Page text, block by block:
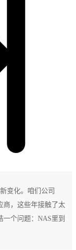
变化。咱们公司
商，这些年接触了太
个问题：NAS里到